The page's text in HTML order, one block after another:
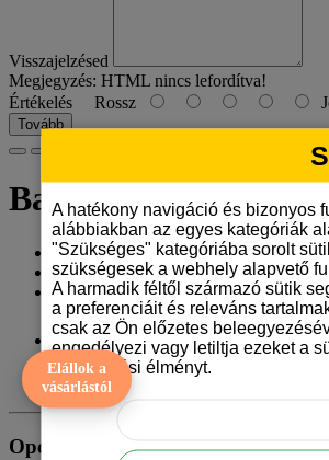
Visszajelzésed
Megjegyzés: HTML nincs lefordítva!
Értékelés Rossz
Tovább
Basenji bögre -
Gyártó:Tangerine Design
Model: basenji-bogre-vonalrajz
Elérhetőség: 10
3.290 Ft
ÁFA nélkül: 2.591 Ft
Opciók
Elállok a
vásárlástól
A hatékony navigáció és bizonyos
alábbiakban az egyes kategóriák
"Szükséges" kategóriába sorolt
szükségesek a webhely alapvető
A harmadik féltől származó sütik
a preferenciáit és releváns
csak az Ön előzetes
engedélyezi vagy letiltja ezeket a
böngészési élményt.